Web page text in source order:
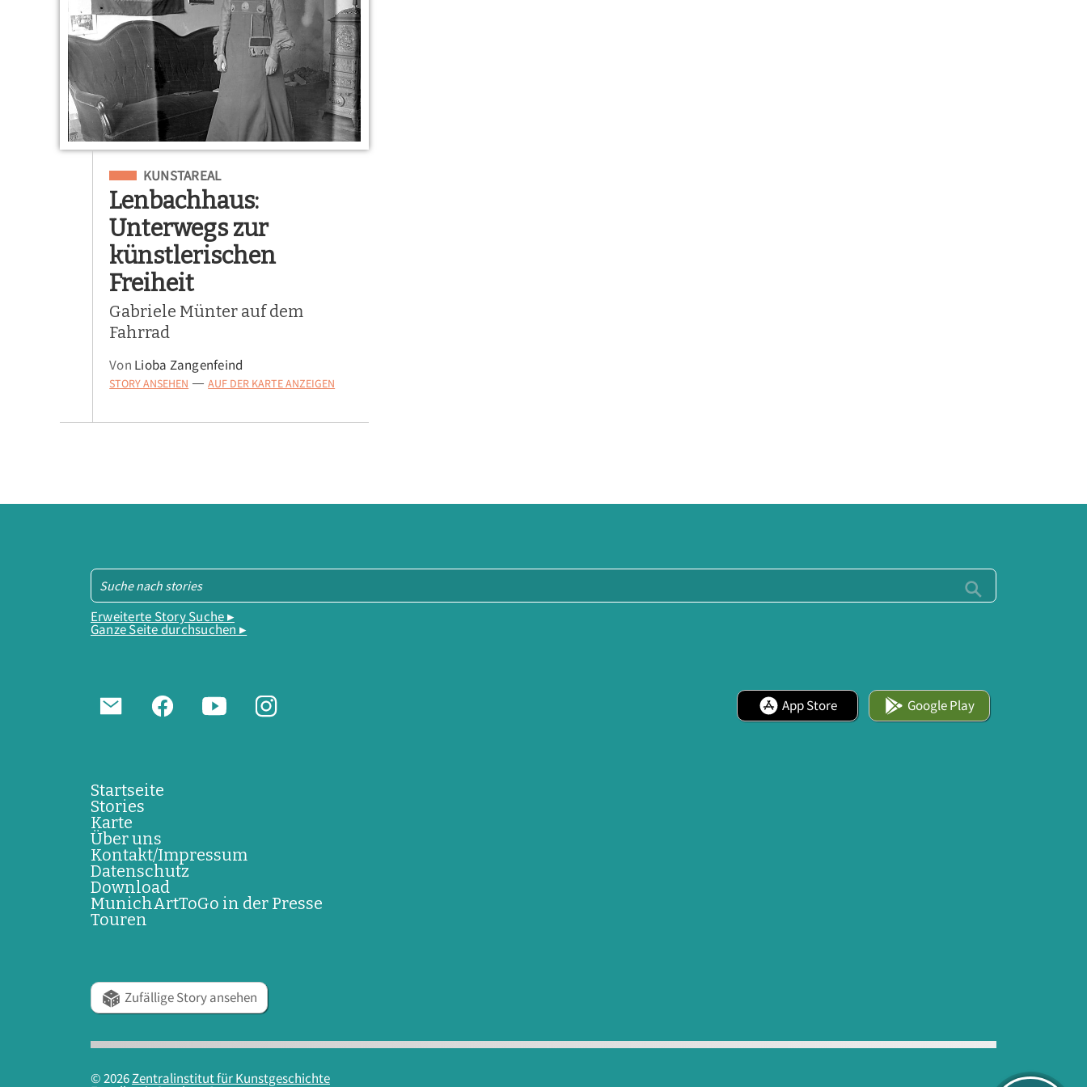
Eingeordnet unter
KUNSTAREAL
Lenbachhaus:
Unterwegs zur
künstlerischen
Freiheit
Gabriele Münter auf dem
Fahrrad
Von Lioba Zangenfeind
STORY ANSEHEN — AUF DER KARTE ANZEIGEN
Erweiterte Story Suche ▸
Ganze Seite durchsuchen ▸
App Store Google Play
Startseite
Stories
Karte
Über uns
Kontakt/Impressum
Datenschutz
Download
MunichArtToGo in der Presse
Touren
Zufällige Story ansehen
© 2026Zentralinstitut für Kunstgeschichte